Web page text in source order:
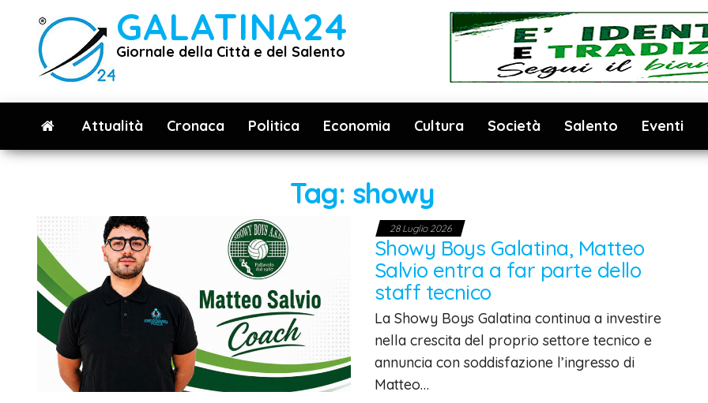
contenuto
GALATINA24
Giornale della Città e del Salento
Attualità Cronaca Politica Economia Cultura Società Salento Eventi
Tag: showy
28 Luglio 2026
Showy Boys Galatina, Matteo
Salvio entra a far parte dello
staff tecnico
La Showy Boys Galatina continua a investire
nella crescita del proprio settore tecnico e
annuncia con soddisfazione l’ingresso di
Matteo…